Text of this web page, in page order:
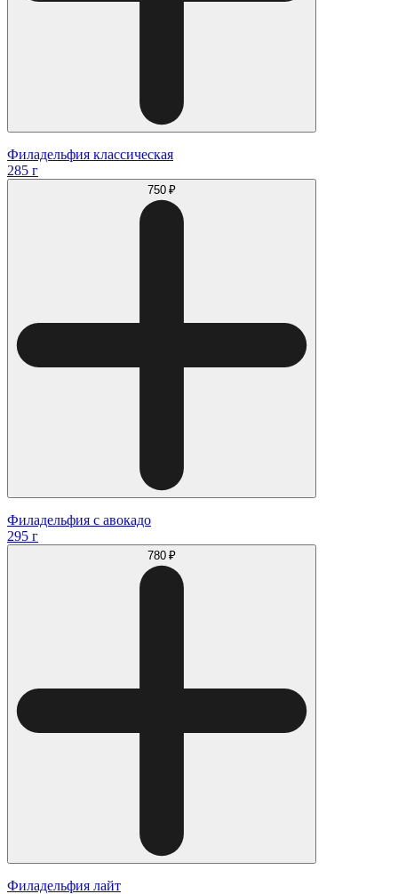
Филадельфия классическая
285 г
750 ₽
Филадельфия с авокадо
295 г
780 ₽
Филадельфия лайт